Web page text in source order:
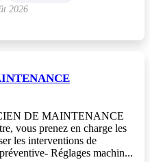
2026
DE MAINTENANCE
vous prenez en charge les
les interventions de
Réglages machin...